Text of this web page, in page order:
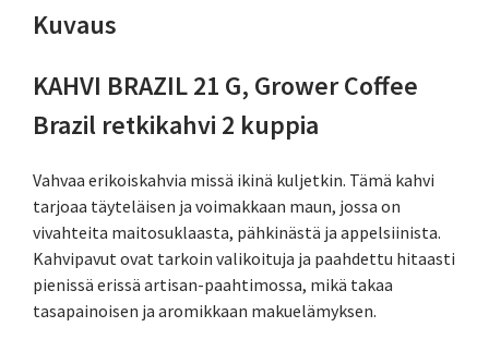
Kuvaus
KAHVI BRAZIL 21 G, Grower Coffee
Brazil retkikahvi 2 kuppia
Vahvaa erikoiskahvia missä ikinä kuljetkin. Tämä kahvi
tarjoaa täyteläisen ja voimakkaan maun, jossa on
vivahteita maitosuklaasta, pähkinästä ja appelsiinista.
Kahvipavut ovat tarkoin valikoituja ja paahdettu hitaasti
pienissä erissä artisan-paahtimossa, mikä takaa
tasapainoisen ja aromikkaan makuelämyksen.